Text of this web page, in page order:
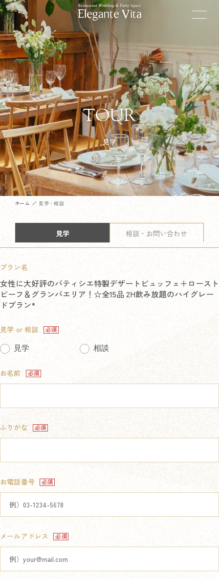
TOUR
見学
ホーム 見学・相談
見学 相談・お問い合わせ
プラン名
女性に大好評のパティシエ特製デザートビュッフェ＋ロースト
ビーフ＆グランパエリア！☆全15品 2H飲み放題のハイグレー
ドプラン*
見学 or 相談
見学 相談
お名前
ふりがな
お電話番号
メールアドレス